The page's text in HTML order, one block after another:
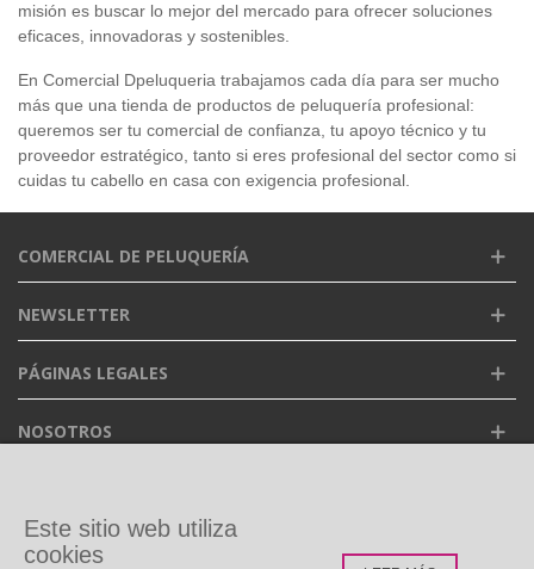
misión es buscar lo mejor del mercado para ofrecer soluciones
eficaces, innovadoras y sostenibles.
En Comercial Dpeluqueria trabajamos cada día para ser mucho
más que una tienda de productos de peluquería profesional:
queremos ser tu comercial de confianza, tu apoyo técnico y tu
proveedor estratégico, tanto si eres profesional del sector como si
cuidas tu cabello en casa con exigencia profesional.
COMERCIAL DE PELUQUERÍA
NEWSLETTER
PÁGINAS LEGALES
NOSOTROS
Este sitio web utiliza
cookies